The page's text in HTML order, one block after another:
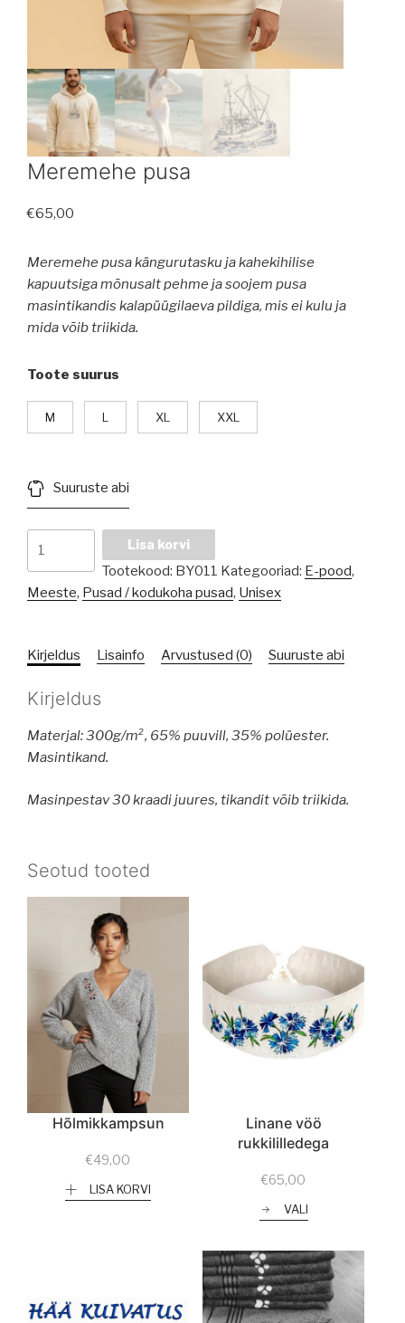
Meremehe pusa
€65,00
Meremehe pusa kängurutasku ja kahekihilise
kapuutsiga mõnusalt pehme ja soojem pusa
masintikandis kalapüügilaeva pildiga, mis ei kulu ja
mida võib triikida.
Toote suurus
M L XL XXL
Suuruste abi
Lisa korvi
Tootekood: BY011 Kategooriad: E-pood,
Meeste, Pusad / kodukoha pusad, Unisex
Kirjeldus Lisainfo Arvustused (0) Suuruste abi
Kirjeldus
Materjal: 300g/m², 65% puuvill, 35% polüester.
Masintikand.
Masinpestav 30 kraadi juures, tikandit võib triikida.
Seotud tooted
Hõlmikkampsun
€49,00
LISA KORVI
Linane vöö
rukkililledega
€65,00
VALI